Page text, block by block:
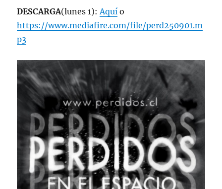
DESCARGA(lunes 1):Aquí o
https://www.mediafire.com/file/perd250901.m
p3